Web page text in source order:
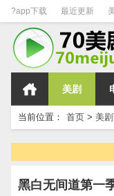
?app下载 最近更新
美剧
当前位置： 首页 > 美
黑白无间道第一